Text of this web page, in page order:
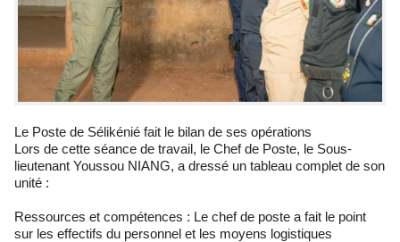
Le Poste de Sélikénié fait le bilan de ses opérations
Lors de cette séance de travail, le Chef de Poste, le Sous-
lieutenant Youssou NIANG, a dressé un tableau complet de son
unité :
Ressources et compétences : Le chef de poste a fait le point
sur les effectifs du personnel et les moyens logistiques